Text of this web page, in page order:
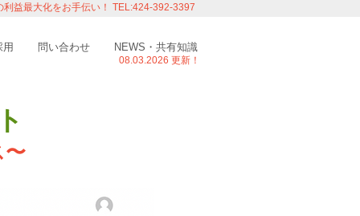
益最大化をお手伝い！ TEL:424-392-3397
用 問い合わせ NEWS・共有知識
08.03.2026 更新！
〜